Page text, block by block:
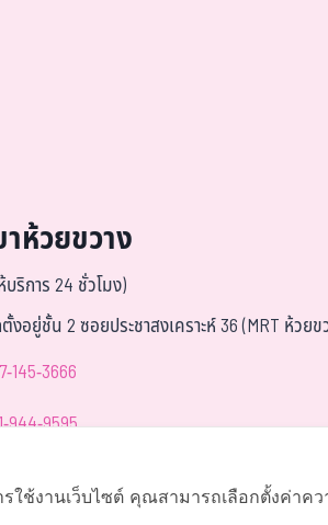
ห้วยขวาง
บริการ 24 ชั่วโมง)
งอยู่ชั้น 2 ซอยประชาสงเคราะห์ 36 (MRT ห้วยข
145-3666
944-9595
ใช้งานเว็บไซต์ คุณสามารถเลือกตั้งค่าค